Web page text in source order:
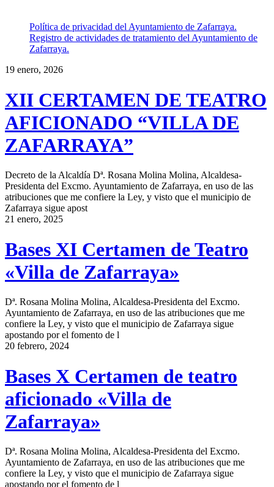
Política de privacidad del Ayuntamiento de Zafarraya.
Registro de actividades de tratamiento del Ayuntamiento de
Zafarraya.
19 enero, 2026
XII CERTAMEN DE TEATRO
AFICIONADO “VILLA DE
ZAFARRAYA”
Decreto de la Alcaldía Dª. Rosana Molina Molina, Alcaldesa-
Presidenta del Excmo. Ayuntamiento de Zafarraya, en uso de las
atribuciones que me confiere la Ley, y visto que el municipio de
Zafarraya sigue apost
21 enero, 2025
Bases XI Certamen de Teatro
«Villa de Zafarraya»
Dª. Rosana Molina Molina, Alcaldesa-Presidenta del Excmo.
Ayuntamiento de Zafarraya, en uso de las atribuciones que me
confiere la Ley, y visto que el municipio de Zafarraya sigue
apostando por el fomento de l
20 febrero, 2024
Bases X Certamen de teatro
aficionado «Villa de
Zafarraya»
Dª. Rosana Molina Molina, Alcaldesa-Presidenta del Excmo.
Ayuntamiento de Zafarraya, en uso de las atribuciones que me
confiere la Ley, y visto que el municipio de Zafarraya sigue
apostando por el fomento de l